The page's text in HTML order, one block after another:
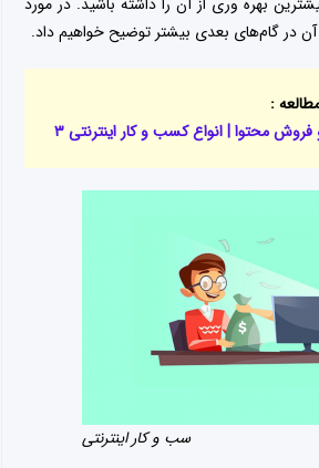
در گام‌های بعدی بیشتر توضیح خواهیم داد.
:
محتوا | انواع کسب و کار اینترنتی ۳
سب و کار اینترنتی